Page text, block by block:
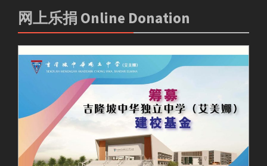
网上乐捐 Online Donation